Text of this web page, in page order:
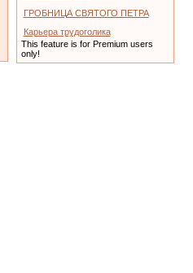
ГРОБНИЦА СВЯТОГО ПЕТРА
Карьера трудоголика
This feature is for Premium users
only!